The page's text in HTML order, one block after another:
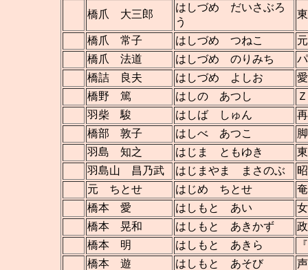
橋爪 大三郎
はしづめ だいさぶろ
う
橋爪 常子 はしづめ つねこ
橋爪 法道
はしづめ のりみち
橋詰 良夫
はしづめ よしお
橋野 篤
はしの あつし
羽柴 駿
はしば しゅん
橋部 敦子
はしべ あつこ
羽島 知之
はじま ともゆき
羽島山 昌乃武
はじまやま まさのぶ
元 ちとせ
はじめ ちとせ
橋本 愛
はしもと あい
橋本 晃和
はしもと あきかず
橋本 明
はしもと あきら
橋本 遊
はしもと あそび